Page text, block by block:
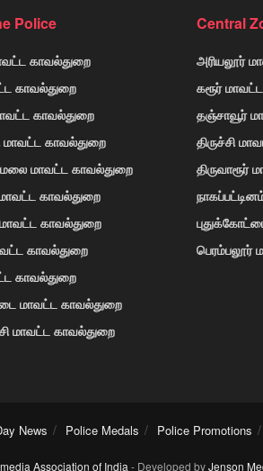
Police
காவல்துறை
காவல்துறை
காவல்துறை
மாவட்ட காவல்துறை
மாவட்ட காவல்துறை
காவல்துறை
மாவட்ட காவல்துறை
காவல்துறை
காவல்துறை
மாவட்ட காவல்துறை
மாவட்ட காவல்துறை
Central
அரியலூர்
கரூர்
தஞ்சாவூர்
திருச்சி
திருவாரூர்
பெரம்பலூர்
News Police Medals Police Promotions
Association of India - Developed byJenson